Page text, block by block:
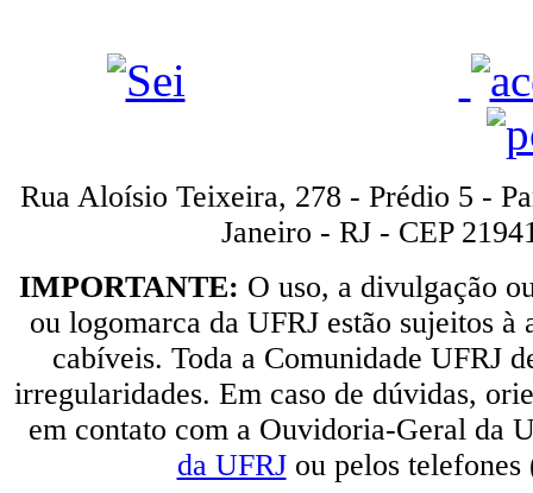
Rua Aloísio Teixeira, 278 - Prédio 5 -
Janeiro - RJ - CEP
IMPORTANTE: O uso, a divulgação
ou logomarca da UFRJ estão sujeitos
cabíveis. Toda a Comunidade UFRJ
irregularidades. Em caso de dúvidas,
em contato com a Ouvidoria-Geral da
da UFRJou pelos telefones